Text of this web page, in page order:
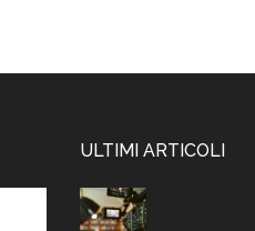
ULTIMI ARTICOLI